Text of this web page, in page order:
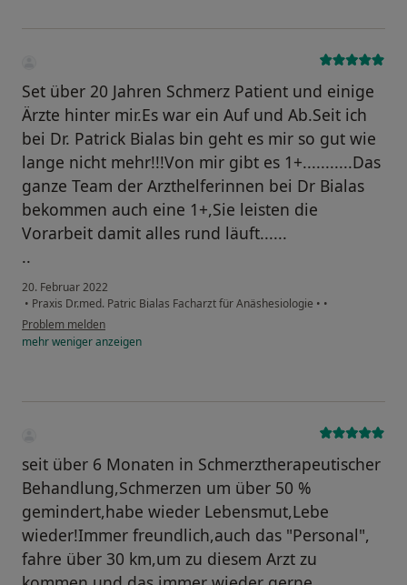
Set über 20 Jahren Schmerz Patient und einige
Ärzte hinter mir.Es war ein Auf und Ab.Seit ich
bei Dr. Patrick Bialas bin geht es mir so gut wie
lange nicht mehr!!!Von mir gibt es 1+...........Das
ganze Team der Arzthelferinnen bei Dr Bialas
bekommen auch eine 1+,Sie leisten die
Vorarbeit damit alles rund läuft......
..
20. Februar 2022
• Praxis Dr.med. Patric Bialas Facharzt für Anäshesiologie • •
Problem melden
mehrwenigeranzeigen
seit über 6 Monaten in Schmerztherapeutischer
Behandlung,Schmerzen um über 50 %
gemindert,habe wieder Lebensmut,Lebe
wieder!Immer freundlich,auch das "Personal",
fahre über 30 km,um zu diesem Arzt zu